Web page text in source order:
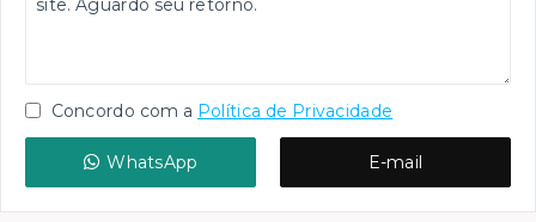
Concordo com a Política de Privacidade
WhatsApp E-mail